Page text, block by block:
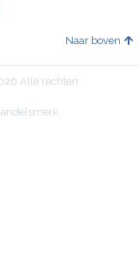
Naar boven
Alle rechten